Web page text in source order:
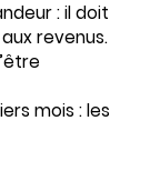
: il doit
revenus.
mois : les